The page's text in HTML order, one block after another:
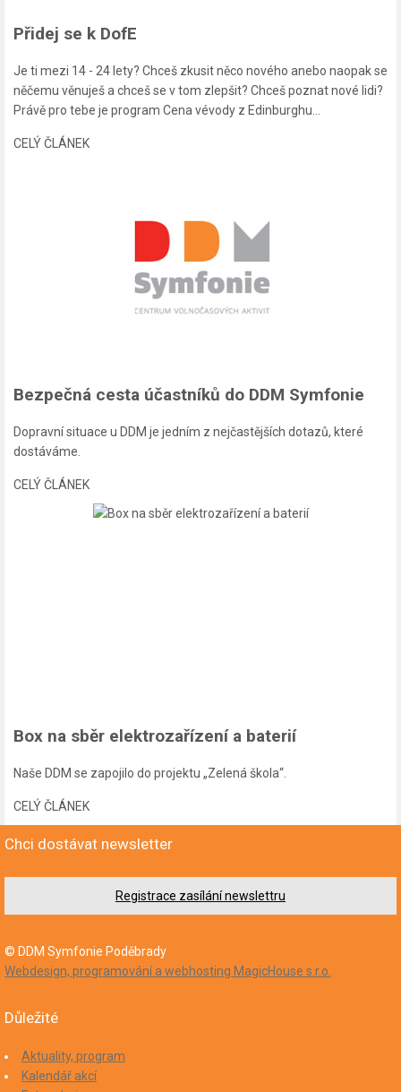
Přidej se k DofE
Je ti mezi 14 - 24 lety? Chceš zkusit něco nového anebo naopak se
něčemu věnuješ a chceš se v tom zlepšit? Chceš poznat nové lidi?
Právě pro tebe je program Cena vévody z Edinburghu...
CELÝ ČLÁNEK
Bezpečná cesta účastníků do DDM Symfonie
Dopravní situace u DDM je jedním z nejčastějších dotazů, které
dostáváme.
CELÝ ČLÁNEK
Box na sběr elektrozařízení a baterií
Naše DDM se zapojilo do projektu „Zelená škola“.
CELÝ ČLÁNEK
Chci dostávat newsletter
Registrace zasílání newslettru
© DDM Symfonie Poděbrady
Webdesign, programování a webhosting MagicHouse s.r.o.
Důležité
Aktuality, program
Kalendář akcí